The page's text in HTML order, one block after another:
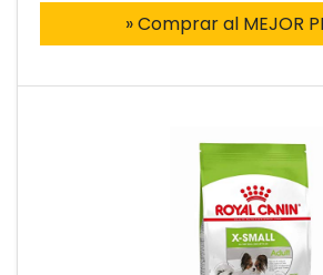
» Comprar al MEJOR